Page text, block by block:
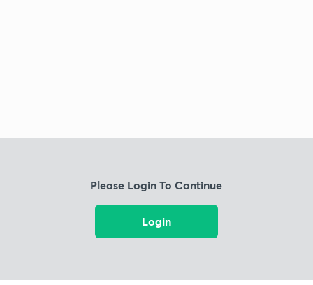
Please Login To Continue
Login